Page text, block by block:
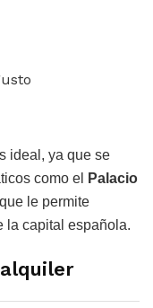
ideal, ya que se
como el
Palacio
le permite
la capital española.